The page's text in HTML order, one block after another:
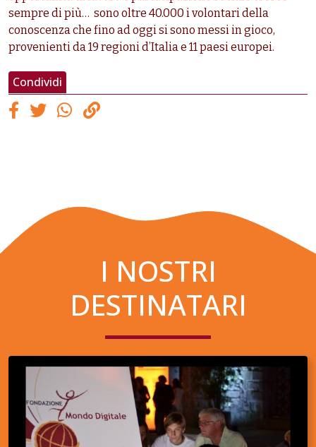
sempre di più… sono oltre 40.000 i volontari della
conoscenza che fino ad oggi si sono messi in gioco,
provenienti da 19 regioni d’Italia e 11 paesi europei.
Condividi
I NOSTRI
DESTINATARI